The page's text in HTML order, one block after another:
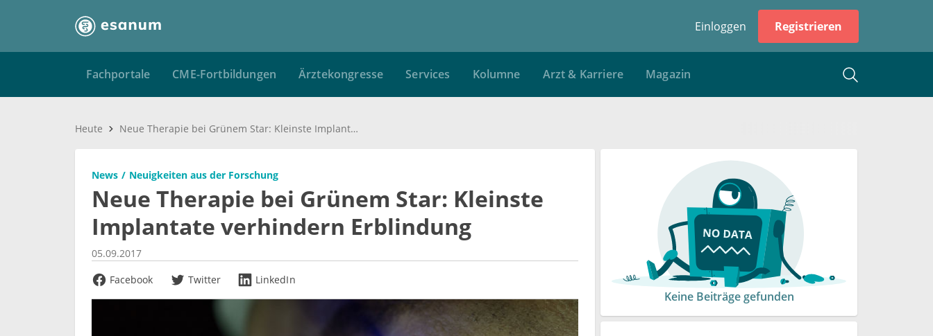
Einloggen Registrieren
Fachportale CME-Fortbildungen Ärztekongresse Services Kolumne Arzt & Karriere Magazin
Heute Neue Therapie bei Grünem Star: Kleinste Implantate verhindern Erblindung
News Neuigkeiten aus der Forschung
Neue Therapie bei Grünem Star: Kleinste
Implantate verhindern Erblindung
05.09.2017
Facebook
Twitter LinkedIn
Keine Beiträge gefunden